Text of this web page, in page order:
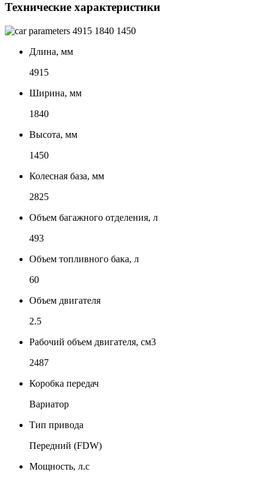
Технические характеристики
4915 1840 1450
Длина, мм
4915
Ширина, мм
1840
Высота, мм
1450
Колесная база, мм
2825
Объем багажного отделения, л
493
Объем топливного бака, л
60
Объем двигателя
2.5
Рабочий объем двигателя, см3
2487
Коробка передач
Вариатор
Тип привода
Передний (FDW)
Мощность, л.с